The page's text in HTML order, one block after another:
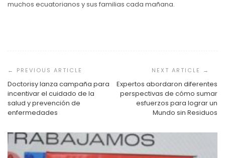
muchos ecuatorianos y sus familias cada mañana.
de
entradas
Doctorisy lanza campaña para
incentivar el cuidado de la
salud y prevención de
enfermedades
Expertos abordaron diferentes
perspectivas de cómo sumar
esfuerzos para lograr un
Mundo sin Residuos